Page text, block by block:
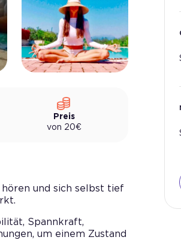
Preis
von 20€
und sich selbst tief
Spannkraft,
um einem Zustand